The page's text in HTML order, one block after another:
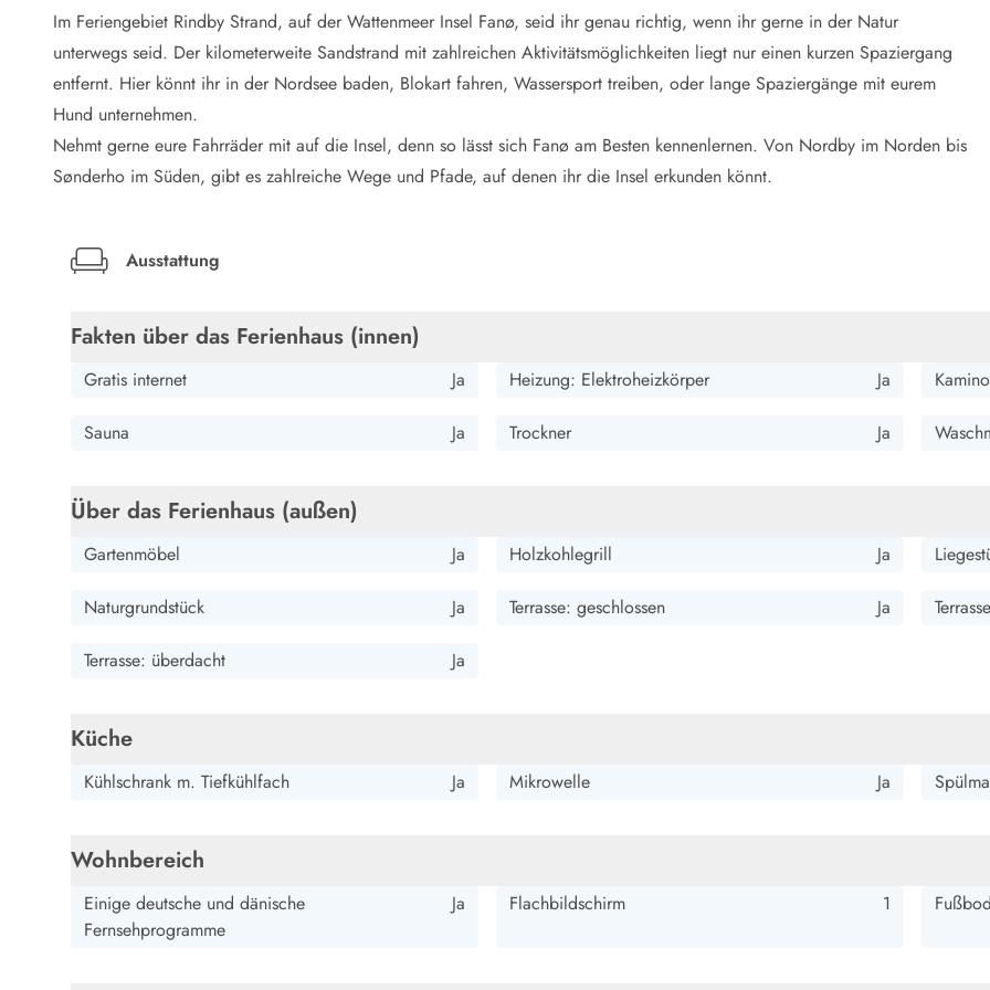
LEGOLAND® Rabatt
Urlaub mit Kindern
Urlaub mit Hund
Urlaub am Strand
Urlaub in der Natur
Finde Bernstein am Strand
Indoorspielländer in Dänemark
Angeln in Dänemark
Minigolf spielen in Dänemark
Golfen in Dänemark
Fahrradfahren in Dänemark
Wandern in Dänemark
Wasserski in Dänemark
Segeln in Dänemark
Kultur in Dänemark
Historische Museen
Sehenswürdigkeiten
Kunstmuseen
Essen und Trinken
Einkaufen und Shopping
Weihnachten in Dänemark
Im Feriengebiet Rindby Strand, auf der Wattenmeer Insel Fanø, seid ihr genau richtig, wenn ihr gerne in der Natur
unterwegs seid. Der kilometerweite Sandstrand mit zahlreichen Aktivitätsmöglichkeiten liegt nur einen kurzen Spaziergang
entfernt. Hier könnt ihr in der Nordsee baden, Blokart fahren, Wassersport treiben, oder lange Spaziergänge mit eurem
Hund unternehmen.
Nehmt gerne eure Fahrräder mit auf die Insel, denn so lässt sich Fanø am Besten kennenlernen. Von Nordby im Norden bis
Sønderho im Süden, gibt es zahlreiche Wege und Pfade, auf denen ihr die Insel erkunden könnt.
Ausstattung
Fakten über das Ferienhaus (innen)
Gratis internet Ja Heizung: Elektroheizkörper Ja
Sauna Ja Trockner Ja
Über das Ferienhaus (außen)
Gartenmöbel Ja Holzkohlegrill Ja
Naturgrundstück Ja Terrasse: geschlossen Ja
Terrasse: überdacht Ja
Küche
Kühlschrank m. Tiefkühlfach Ja Mikrowelle Ja
Wohnbereich
Einige deutsche und dänische
Fernsehprogramme
Ja Flachbildschirm 1